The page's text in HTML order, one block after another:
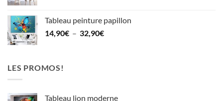
17,90€
à
Tableau peinture papillon
14,90€ – 32,90€Plage
LES PROMOS!
Tableau lion moderne